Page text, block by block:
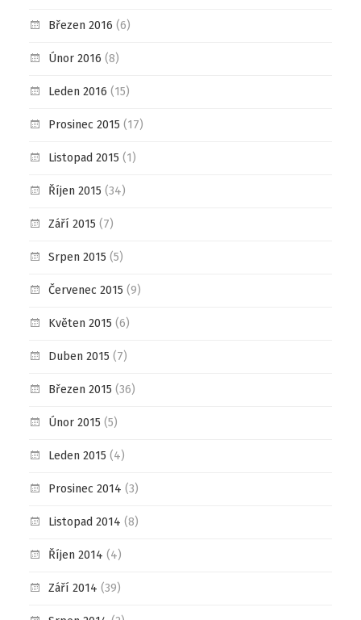
Březen 2016 (6)
Únor 2016 (8)
Leden 2016 (15)
Prosinec 2015 (17)
Listopad 2015 (1)
Říjen 2015 (34)
Září 2015 (7)
Srpen 2015 (5)
Červenec 2015 (9)
Květen 2015 (6)
Duben 2015 (7)
Březen 2015 (36)
Únor 2015 (5)
Leden 2015 (4)
Prosinec 2014 (3)
Listopad 2014 (8)
Říjen 2014 (4)
Září 2014 (39)